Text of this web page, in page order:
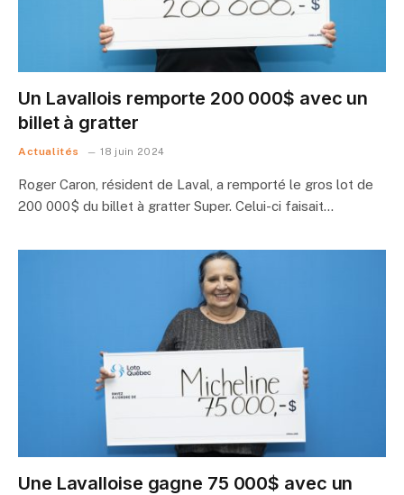
Un Lavallois remporte 200 000$ avec un
billet à gratter
Actualités 18 juin 2024
Roger Caron, résident de Laval, a remporté le gros lot de
200 000$ du billet à gratter Super. Celui-ci faisait…
Une Lavalloise gagne 75 000$ avec un